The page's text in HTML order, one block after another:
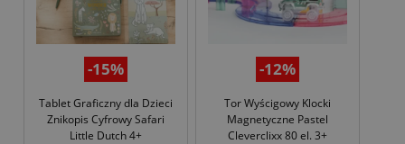
-15%
Tablet Graficzny dla Dzieci
Znikopis Cyfrowy Safari
Little Dutch 4+
-12%
Tor Wyścigowy Klocki
Magnetyczne Pastel
Cleverclixx 80 el. 3+